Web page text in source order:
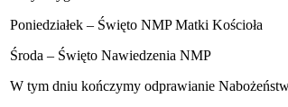
Poniedziałek – Święto NMP Matki Kościoła
Środa – Święto Nawiedzenia NMP
W tym dniu kończymy odprawianie